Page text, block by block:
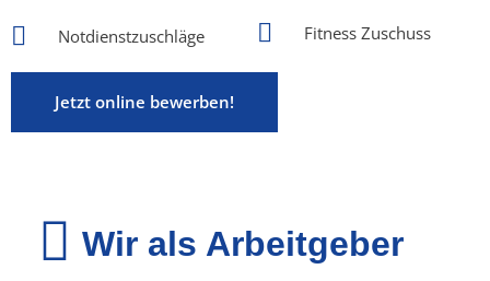
Notdienstzuschläge Fitness Zuschuss
Jetzt online bewerben!
Wir als Arbeitgeber